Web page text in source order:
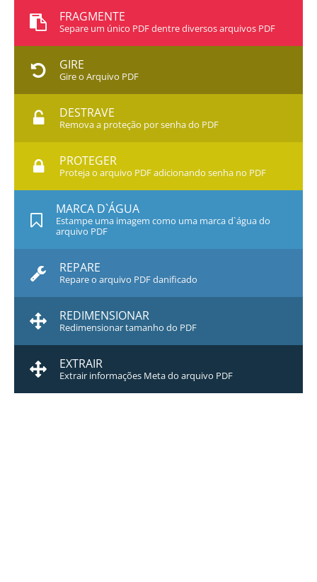
FRAGMENTE
Separe um único PDF dentre diversos arquivos PDF
GIRE
Gire o Arquivo PDF
DESTRAVE
Remova a proteção por senha do PDF
PROTEGER
Proteja o arquivo PDF adicionando senha no PDF
MARCA D`ÁGUA
Estampe uma imagem como uma marca d`água do
arquivo PDF
REPARE
Repare o arquivo PDF danificado
REDIMENSIONAR
Redimensionar tamanho do PDF
EXTRAIR
Extrair informações Meta do arquivo PDF